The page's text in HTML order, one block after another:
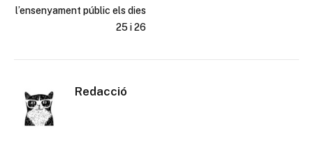
l’ensenyament públic els dies
25 i 26
Redacció